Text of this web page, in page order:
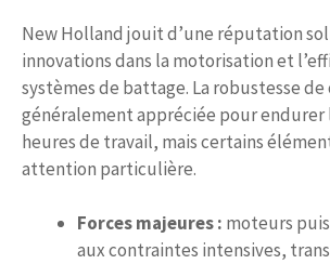
New Holland jouit d’une réputation
innovations dans la motorisation et
systèmes de battage. La robustesse de
généralement appréciée pour endurer
heures de travail, mais certains
attention particulière.
Forces majeures : moteurs
aux contraintes intensives,